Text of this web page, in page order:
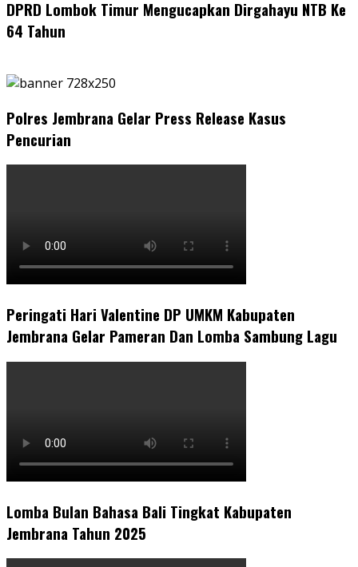
DPRD Lombok Timur Mengucapkan Dirgahayu NTB Ke
64 Tahun
Polres Jembrana Gelar Press Release Kasus
Pencurian
Peringati Hari Valentine DP UMKM Kabupaten
Jembrana Gelar Pameran Dan Lomba Sambung Lagu
Lomba Bulan Bahasa Bali Tingkat Kabupaten
Jembrana Tahun 2025